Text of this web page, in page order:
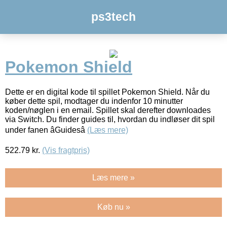
ps3tech
Pokemon Shield
Dette er en digital kode til spillet Pokemon Shield. Når du
køber dette spil, modtager du indenfor 10 minutter
koden/nøglen i en email. Spillet skal derefter downloades
via Switch. Du finder guides til, hvordan du indløser dit spil
under fanen âGuidesâ (Læs mere)
522.79 kr. (Vis fragtpris)
Læs mere »
Køb nu »